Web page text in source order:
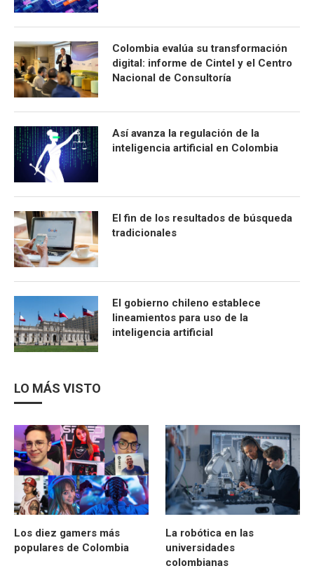
Colombia evalúa su transformación
digital: informe de Cintel y el Centro
Nacional de Consultoría
Así avanza la regulación de la
inteligencia artificial en Colombia
El fin de los resultados de búsqueda
tradicionales
El gobierno chileno establece
lineamientos para uso de la
inteligencia artificial
LO MÁS VISTO
Los diez gamers más
populares de Colombia
La robótica en las
universidades
colombianas